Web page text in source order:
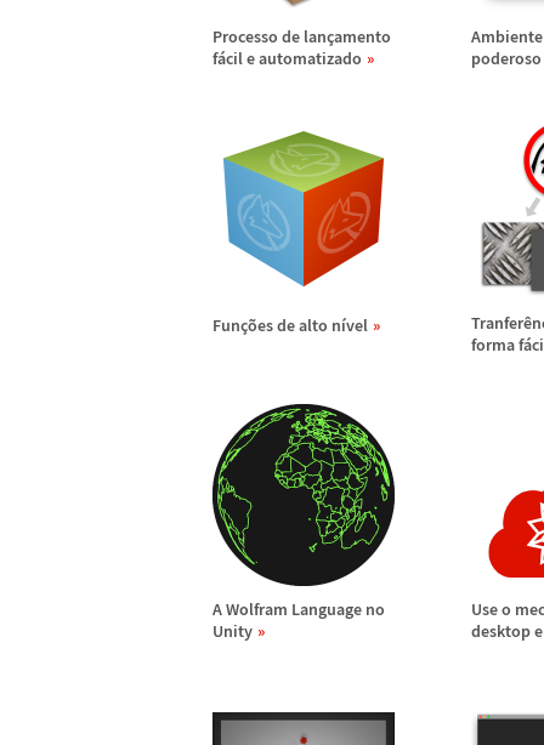
Processo de lançamento
fácil e automatizado
Funções de alto nível Tranferê
forma fá
A Wolfram Language no
Unity
Use o
desktop